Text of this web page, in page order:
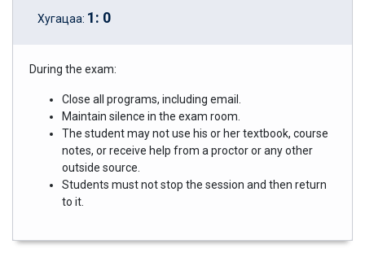
Хугацаа: 1: 0
During the exam:
Close all programs, including email.
Maintain silence in the exam room.
The student may not use his or her textbook, course
notes, or receive help from a proctor or any other
outside source.
Students must not stop the session and then return
to it.